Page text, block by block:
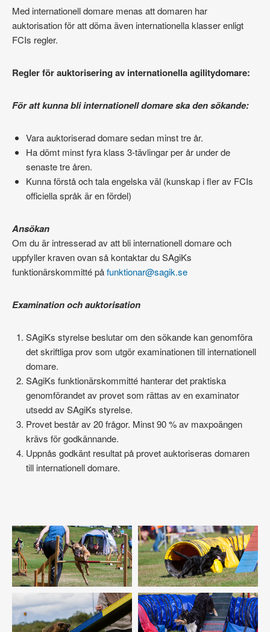
Med internationell domare menas att domaren har
auktorisation för att döma även internationella klasser enligt
FCIs regler.
Regler för auktorisering av internationella agilitydomare:
För att kunna bli internationell domare ska den sökande:
Vara auktoriserad domare sedan minst tre år.
Ha dömt minst fyra klass 3-tävlingar per år under de
senaste tre åren.
Kunna förstå och tala engelska väl (kunskap i fler av FCIs
officiella språk är en fördel)
Ansökan
Om du är intresserad av att bli internationell domare och
uppfyller kraven ovan så kontaktar du SAgiKs
funktionärskommitté påfunktionar@sagik.se
Examination och auktorisation
SAgiKs styrelse beslutar om den sökande kan genomföra
det skriftliga prov som utgör examinationen till internationell
domare.
SAgiKs funktionärskommitté hanterar det praktiska
genomförandet av provet som rättas av en examinator
utsedd av SAgiKs styrelse.
Provet består av 20 frågor. Minst 90 % av maxpoängen
krävs för godkännande.
Uppnås godkänt resultat på provet auktoriseras domaren
till internationell domare.